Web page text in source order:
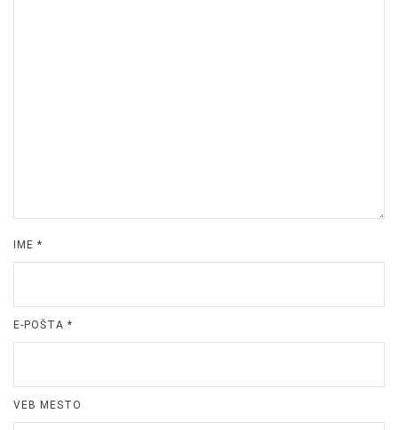
IME *
E-POŠTA *
VEB MESTO